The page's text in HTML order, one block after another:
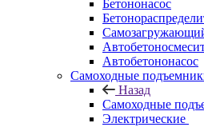
Бетононасос
Автобетононасос
Самоходные
Назад
Самоходные
Электрические